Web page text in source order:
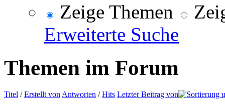
Zeige Themen
Erweiterte Suche
Themen im Forum
Titel /Erstellt von Antworten /Hits Letzter Beitrag von